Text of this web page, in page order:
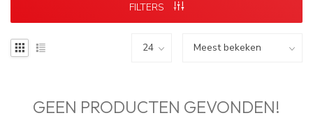
FILTERS
GEEN PRODUCTEN GEVONDEN!